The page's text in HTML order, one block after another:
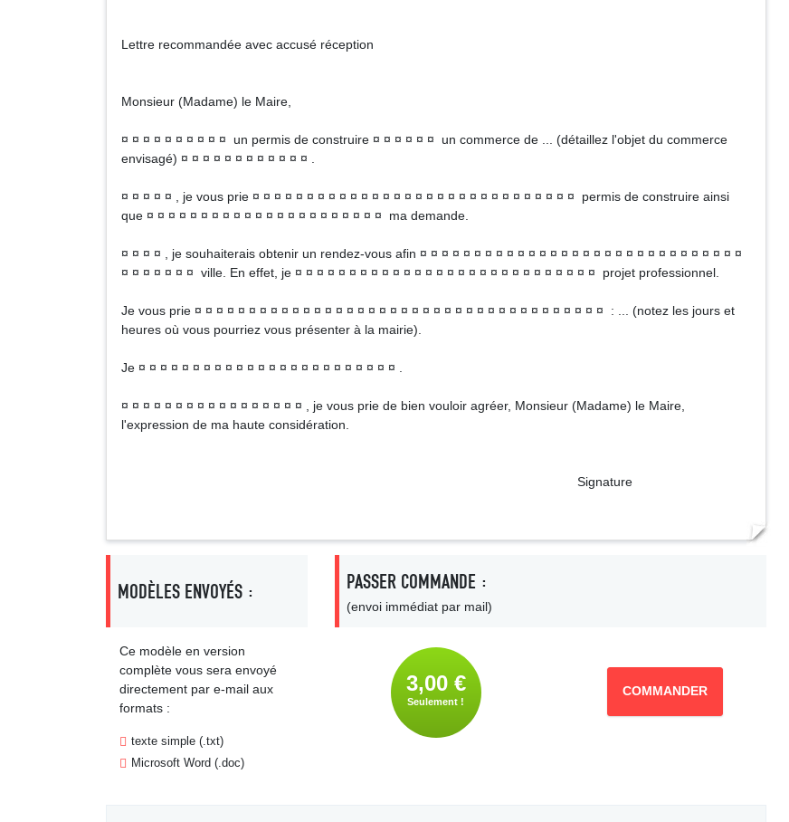
Lettre recommandée avec accusé réception
Monsieur (Madame) le Maire,
¤ ¤ ¤ ¤ ¤ ¤ ¤ ¤ ¤ ¤ un permis de construire ¤ ¤ ¤ ¤ ¤ ¤ un commerce de ... (détaillez l'objet du commerce
envisagé) ¤ ¤ ¤ ¤ ¤ ¤ ¤ ¤ ¤ ¤ ¤ ¤ .
¤ ¤ ¤ ¤ ¤ , je vous prie ¤ ¤ ¤ ¤ ¤ ¤ ¤ ¤ ¤ ¤ ¤ ¤ ¤ ¤ ¤ ¤ ¤ ¤ ¤ ¤ ¤ ¤ ¤ ¤ ¤ ¤ ¤ ¤ ¤ ¤ permis de construire ainsi
que ¤ ¤ ¤ ¤ ¤ ¤ ¤ ¤ ¤ ¤ ¤ ¤ ¤ ¤ ¤ ¤ ¤ ¤ ¤ ¤ ¤ ¤ ma demande.
¤ ¤ ¤ ¤ , je souhaiterais obtenir un rendez-vous afin ¤ ¤ ¤ ¤ ¤ ¤ ¤ ¤ ¤ ¤ ¤ ¤ ¤ ¤ ¤ ¤ ¤ ¤ ¤ ¤ ¤ ¤ ¤ ¤ ¤ ¤ ¤ ¤ ¤ ¤
¤ ¤ ¤ ¤ ¤ ¤ ¤ ville. En effet, je ¤ ¤ ¤ ¤ ¤ ¤ ¤ ¤ ¤ ¤ ¤ ¤ ¤ ¤ ¤ ¤ ¤ ¤ ¤ ¤ ¤ ¤ ¤ ¤ ¤ ¤ ¤ ¤ projet professionnel.
Je vous prie ¤ ¤ ¤ ¤ ¤ ¤ ¤ ¤ ¤ ¤ ¤ ¤ ¤ ¤ ¤ ¤ ¤ ¤ ¤ ¤ ¤ ¤ ¤ ¤ ¤ ¤ ¤ ¤ ¤ ¤ ¤ ¤ ¤ ¤ ¤ ¤ ¤ ¤ : ... (notez les jours et
heures où vous pourriez vous présenter à la mairie).
Je ¤ ¤ ¤ ¤ ¤ ¤ ¤ ¤ ¤ ¤ ¤ ¤ ¤ ¤ ¤ ¤ ¤ ¤ ¤ ¤ ¤ ¤ ¤ ¤ .
¤ ¤ ¤ ¤ ¤ ¤ ¤ ¤ ¤ ¤ ¤ ¤ ¤ ¤ ¤ ¤ ¤ , je vous prie de bien vouloir agréer, Monsieur (Madame) le Maire,
l'expression de ma haute considération.
Signature
MODÈLES ENVOYÉS :
Ce modèle en version
complète vous sera envoyé
directement par e-mail aux
formats :
texte simple (.txt)
Microsoft Word (.doc)
PASSER COMMANDE :
(envoi immédiat par mail)
3,00 €
Seulement !
COMMANDER